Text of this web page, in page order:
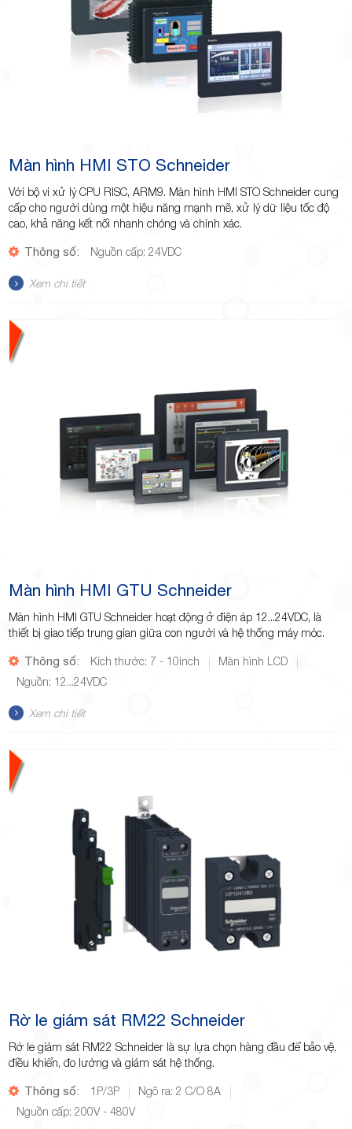
Màn hình HMI STO Schneider
Với bộ vi xử lý CPU RISC, ARM9. Màn hình HMI STO Schneider cung
cấp cho người dùng một hiệu năng mạnh mẽ, xử lý dữ liệu tốc độ
cao, khả năng kết nối nhanh chóng và chính xác.
Thông số: Nguồn cấp: 24VDC
Xem chi tiết
Màn hình HMI GTU Schneider
Màn hình HMI GTU Schneider hoạt động ở điện áp 12...24VDC, là
thiết bị giao tiếp trung gian giữa con người và hệ thống máy móc.
Thông số: Kích thước: 7 - 10inch
Màn hình LCD
Nguồn: 12...24VDC
Xem chi tiết
Rờ le giám sát RM22 Schneider
Rờ le giám sát RM22 Schneider là sự lựa chọn hàng đầu để bảo vệ,
điều khiển, đo lường và giám sát hệ thống.
Thông số: 1P/3P
Ngõ ra: 2 C/O 8A
Nguồn cấp: 200V - 480V